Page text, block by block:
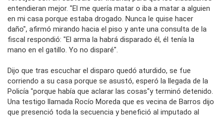
entendieran mejor. "El me quería matar o iba a matar a alguien
en mi casa porque estaba drogado. Nunca le quise hacer
daño", afirmó mirando hacia el piso y ante una consulta de la
fiscal respondió: "El arma la habrá disparado él, él tenía la
mano en el gatillo. Yo no disparé".
Dijo que tras escuchar el disparo quedó aturdido, se fue
corriendo a su casa porque se asustó, esperó la llegada de la
Policía "porque había que aclarar las cosas"y terminó detenido.
Una testigo llamada Rocío Moreda que es vecina de Barros dijo
que presenció toda la secuencia y benefició al imputado al